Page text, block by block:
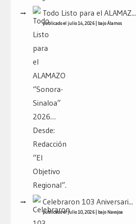
Todo Listo para el ALAMAZ...
publicado el julio 14, 2026| bajoÁlamos
Celebraron 103 Aniversari...
publicado el julio 10, 2026| bajoNavojoa